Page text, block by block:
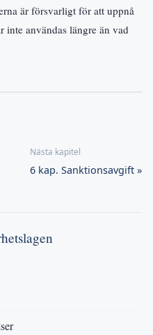
är försvarligt för att uppnå
inte användas längre än vad
6 kap. Sanktionsavgift »